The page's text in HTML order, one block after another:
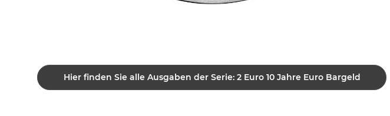
Hier finden Sie alle Ausgaben der Serie: 2 Euro 10 Jahre Euro Bargeld